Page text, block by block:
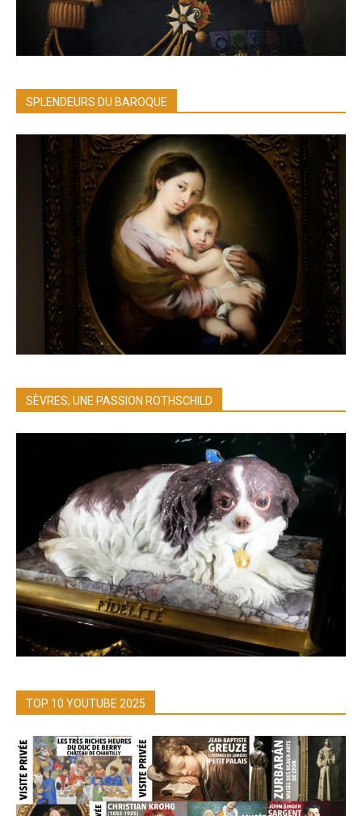
SPLENDEURS DU BAROQUE
SÈVRES, UNE PASSION ROTHSCHILD
TOP 10 YOUTUBE 2025